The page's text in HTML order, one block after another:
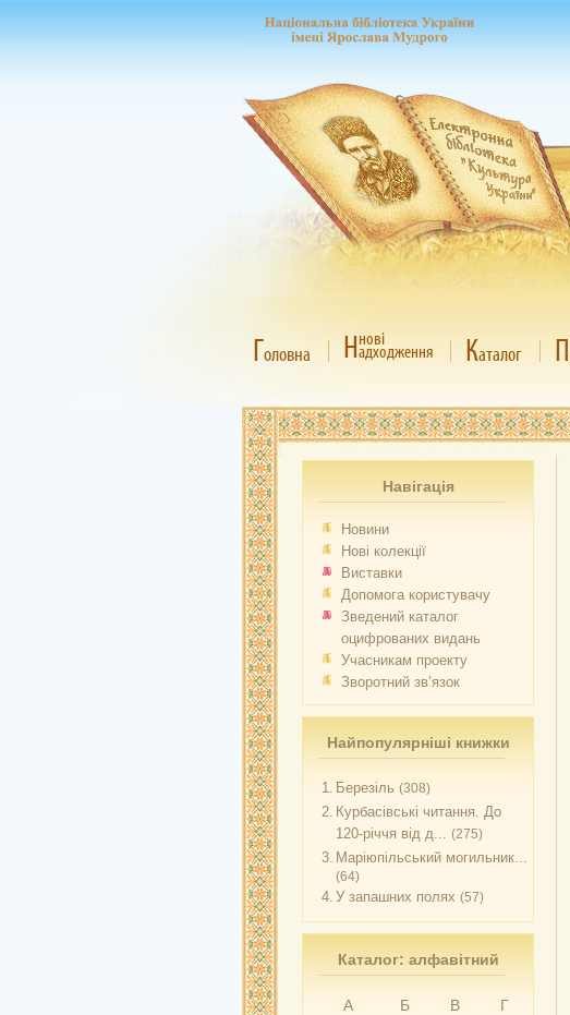
Головна Ннові
адходження Каталог П
Навігація
Новини
Нові колекції
Виставки
Допомога користувачу
Зведений каталог
оцифрованих видань
Учасникам проекту
Зворотний зв’язок
Найпопулярніші книжки
1. Березіль (308)
2. Курбасівські читання. До
120-річчя від д... (275)
3. Маріюпільський могильник...
(64)
4. У запашних полях (57)
Каталог: алфавітний
А Б В
Г